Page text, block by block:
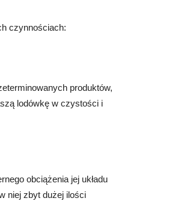
czynnościach:
produktów,
lodówkę w czystości i
obciążenia jej układu
niej zbyt dużej ilości